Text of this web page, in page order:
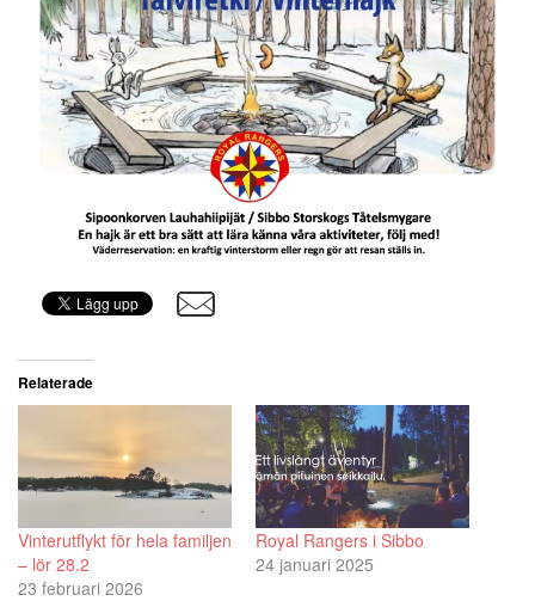
Relaterade
Vinterutflykt för hela familjen
– lör 28.2
23 februari 2026
Royal Rangers i Sibbo
24 januari 2025